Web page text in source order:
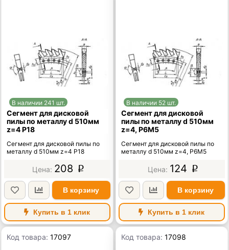
В наличии 241 шт.
Сегмент для дисковой
пилы по металлу d 510мм
z=4 Р18
Сегмент для дисковой пилы по
металлу d 510мм z=4 Р18
208 p
В корзину
Купить в 1 клик
В наличии 52 шт.
Сегмент для дисковой
пилы по металлу d 510мм
z=4, Р6М5
Сегмент для дисковой пилы по
металлу d 510мм z=4, Р6М5
124 p
В корзину
Купить в 1 клик
Код товара:17097 Код товара:17098